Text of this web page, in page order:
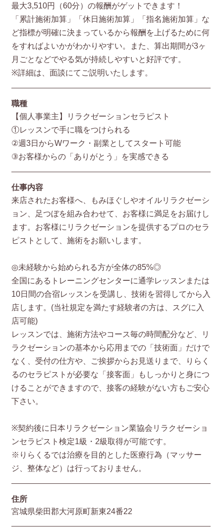
最大3,510円（60分）の報酬がゲットできます！
「累計施術加算」「休日施術加算」「指名施術加算」な
ど指標が明確に決まっているから報酬を上げるために何
をすればよいかがわかりやすい。また、算出期間が3ヶ
月ごとなどでやる気が持続しやすいと好評です。
※詳細は、面談にてご説明いたします。
職種
【個人事業主】リラクゼーションセラピスト
①レッスンで手に職をつけられる
②週3日からWワーク・副業としてスタート可能
③お客様からの「ありがとう」を実感できる
仕事内容
来店されたお客様へ、もみほぐしやオイルリラクゼーシ
ョン、足つぼを組み合わせて、お客様に満足をお届けし
ます。お客様にリラクゼーションを提供するプロのセラ
ピストとして、施術をお願いします。
◎未経験から始められる方が全体の85%◎
全国にあるトレーニングセンターに通学レッスンまたは
10日間の合宿レッスンを受講し、技術を習得してから入
店します。(当社規定を満たす経験者の方は、スグに入
店可能)
レッスンでは、施術方法やコース毎の時間配分など、リ
ラクゼーションの基本から応用までの「技術面」だけで
なく、受付の仕方や、ご挨拶からお見送りまで、りらく
るのセラピストが必要な「接客面」もしっかりと身につ
けることができますので、接客の経験がない方もご安心
下さい。
※契約後に日本リラクゼーション業協会リラクゼーショ
ンセラピスト検定1級・2級取得が可能です。
※りらくるでは治療を目的とした医療行為（マッサー
ジ、整体など）は行っておりません。
住所
宮城県柴田郡大河原町新東24番22